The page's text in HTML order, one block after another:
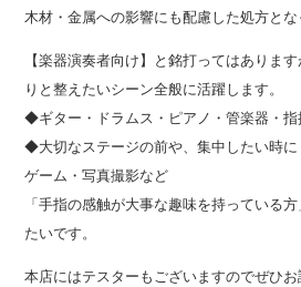
木材・金属への影響にも配慮した処方とな
【楽器演奏者向け】と銘打ってはありま
りと整えたいシーン全般に活躍します。
◆ギター・ドラムス・ピアノ・管楽器・指
◆大切なステージの前や、集中したい時に
ゲーム・写真撮影など
「手指の感触が大事な趣味を持っている
たいです。
本店にはテスターもございますのでぜひお